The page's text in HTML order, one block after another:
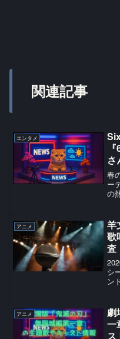
関連記事
エンタメ
さ
春
ー
の
打
配
アニメ
羊
歌
査
か
シ
ン
よ
ュ
アニメ
劇
一
ス